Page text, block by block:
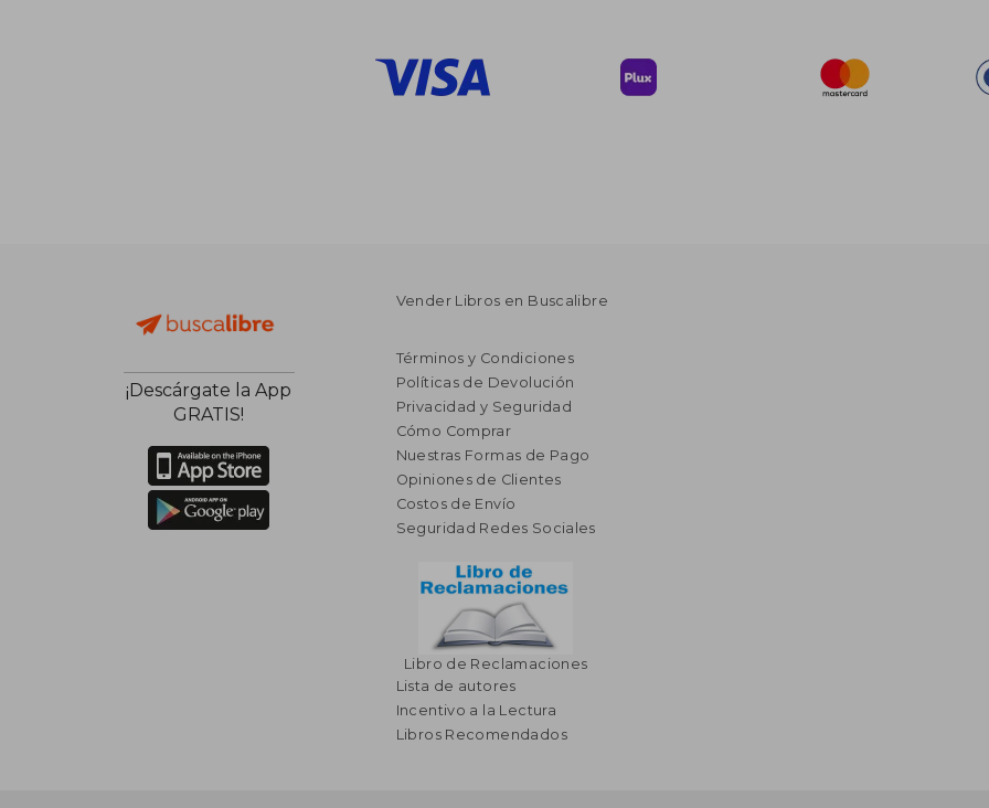
¡Descárgate la App
GRATIS!
Vender Libros en Buscalibre
Términos y Condiciones
Políticas de Devolución
Privacidad y Seguridad
Cómo Comprar
Nuestras Formas de Pago
Opiniones de Clientes
Costos de Envío
Seguridad Redes Sociales
Libro de Reclamaciones
Lista de autores
Incentivo a la Lectura
Libros Recomendados